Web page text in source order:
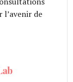
l’avenir de